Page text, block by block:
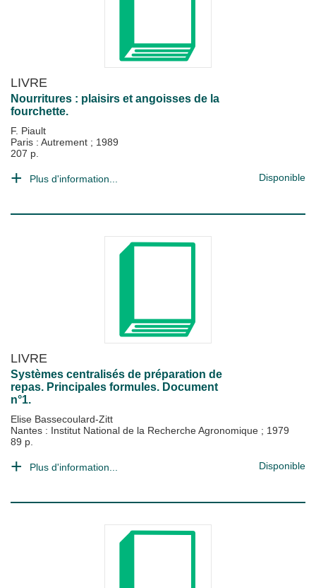
LIVRE
Nourritures : plaisirs et angoisses de la
fourchette.
F. Piault
Paris : Autrement ; 1989
207 p.
Plus d'information... Disponible
LIVRE
Systèmes centralisés de préparation de
repas. Principales formules. Document
n°1.
Elise Bassecoulard-Zitt
Nantes : Institut National de la Recherche Agronomique ; 1979
89 p.
Plus d'information... Disponible